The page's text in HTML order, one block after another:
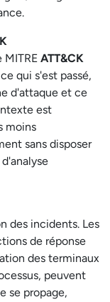
MITRE ATT&CK
qui s'est passé,
d'attaque et ce
est
moins
sans disposer
des incidents. Les
de réponse
des terminaux
peuvent
se propage,